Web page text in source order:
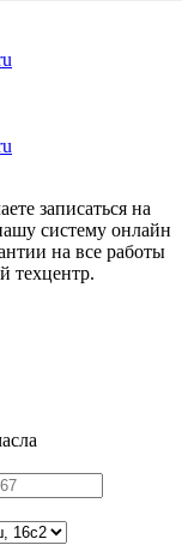
записаться на
систему онлайн
на все работы
техцентр.